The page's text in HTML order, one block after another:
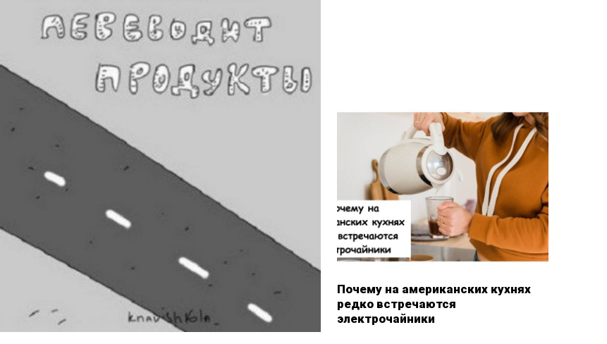
Почему на американских кухнях
редко встречаются
электрочайники